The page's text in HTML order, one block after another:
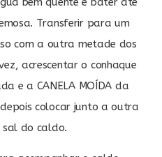
Transferir para um
com a outra metade dos
acrescentar o conhaque
e a CANELA MOÍDA da
colocar junto a outra
do caldo.